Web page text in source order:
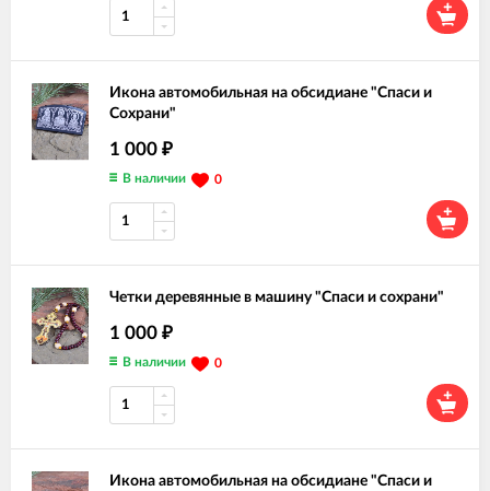
Икона автомобильная на обсидиане "Спаси и
Сохрани"
1 000 ₽
В наличии 0
Четки деревянные в машину "Спаси и сохрани"
1 000 ₽
В наличии 0
Икона автомобильная на обсидиане "Спаси и